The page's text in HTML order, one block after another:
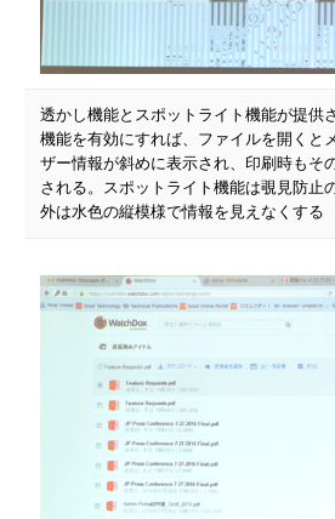
透かし機能とスポットライト機能が提供
機能を有効にすれば、ファイルを開くと
ザー情報が斜めに表示され、印刷時もそ
される。スポットライト機能は覗見防止
外は水色の縦模様で情報を見えなくする